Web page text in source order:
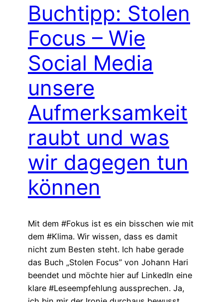
Buchtipp: Stolen
Focus – Wie
Social Media
unsere
Aufmerksamkeit
raubt und was
wir dagegen tun
können
Mit dem #Fokus ist es ein bisschen wie mit
dem #Klima. Wir wissen, dass es damit
nicht zum Besten steht. Ich habe gerade
das Buch „Stolen Focus” von Johann Hari
beendet und möchte hier auf LinkedIn eine
klare #Leseempfehlung aussprechen. Ja,